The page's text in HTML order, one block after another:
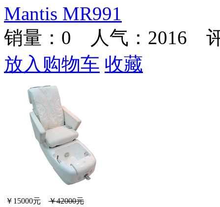
Mantis MR991
销量： 0 人气：2016
放入购物车 收藏
￥15000元 ￥42000元